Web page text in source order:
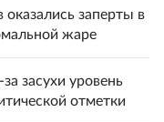
заперты в
жаре
засухи уровень
отметки